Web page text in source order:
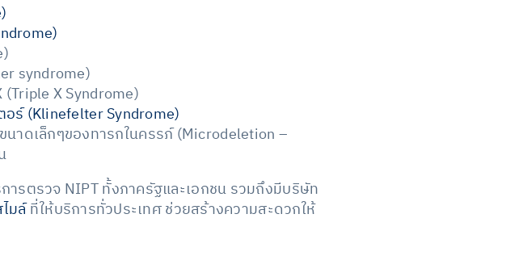
syndrome)
(Triple X Syndrome)
อร์ (Klinefelter Syndrome)
าดเล็กๆของทารกในครรภ์ (Microdeletion –
ารตรวจ NIPT ทั้งภาครัฐและเอกชน รวมถึงมีบริษัท
มล์ที่ให้บริการทั่วประเทศ ช่วยสร้างความสะดวกให้